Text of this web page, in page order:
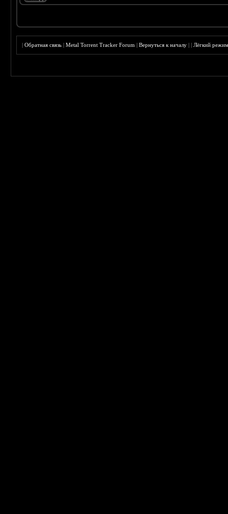
|Обратная связь |Metal Torrent Tracker Forum |Вернуться к началу ||Лёгкий